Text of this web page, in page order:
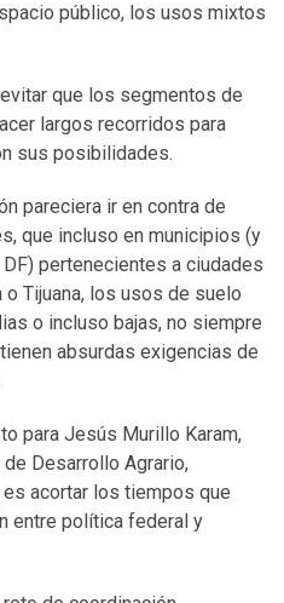
público, los usos mixtos
que los segmentos de
largos recorridos para
sus posibilidades.
pareciera ir en contra de
que incluso en municipios (y
pertenecientes a ciudades
o Tijuana, los usos de suelo
o incluso bajas, no siempre
absurdas exigencias de
para Jesús Murillo Karam,
Desarrollo Agrario,
es acortar los tiempos que
entre política federal y